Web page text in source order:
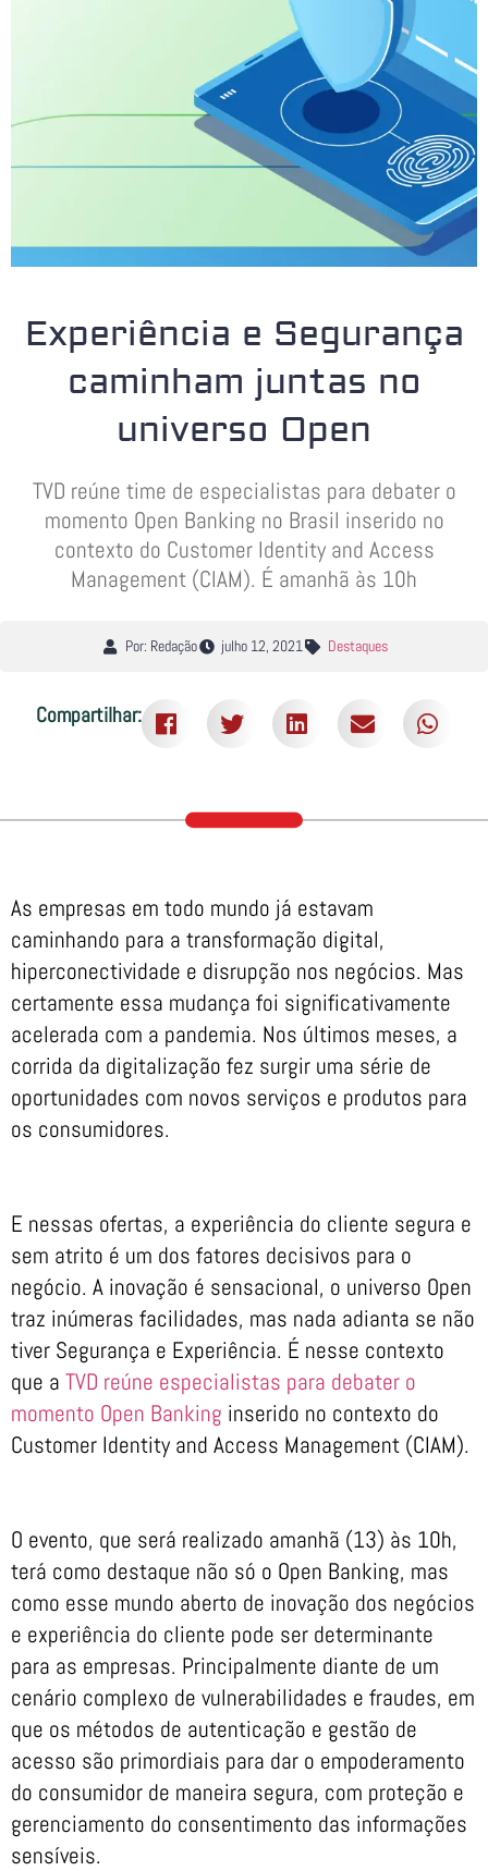
Experiência e Segurança
caminham juntas no
universo Open
TVD reúne time de especialistas para debater o
momento Open Banking no Brasil inserido no
contexto do Customer Identity and Access
Management (CIAM). É amanhã às 10h
Por: Redação julho 12, 2021 Destaques
Compartilhar:
As empresas em todo mundo já estavam
caminhando para a transformação digital,
hiperconectividade e disrupção nos negócios. Mas
certamente essa mudança foi significativamente
acelerada com a pandemia. Nos últimos meses, a
corrida da digitalização fez surgir uma série de
oportunidades com novos serviços e produtos para
os consumidores.
E nessas ofertas, a experiência do cliente segura e
sem atrito é um dos fatores decisivos para o
negócio. A inovação é sensacional, o universo Open
traz inúmeras facilidades, mas nada adianta se não
tiver Segurança e Experiência. É nesse contexto
que a TVD reúne especialistas para debater o
momento Open Banking inserido no contexto do
Customer Identity and Access Management (CIAM).
O evento, que será realizado amanhã (13) às 10h,
terá como destaque não só o Open Banking, mas
como esse mundo aberto de inovação dos negócios
e experiência do cliente pode ser determinante
para as empresas. Principalmente diante de um
cenário complexo de vulnerabilidades e fraudes, em
que os métodos de autenticação e gestão de
acesso são primordiais para dar o empoderamento
do consumidor de maneira segura, com proteção e
gerenciamento do consentimento das informações
sensíveis.